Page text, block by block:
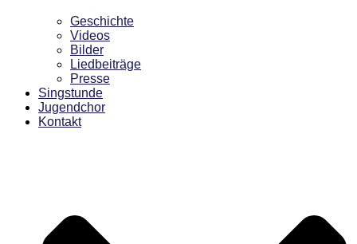
Geschichte
Videos
Bilder
Liedbeiträge
Presse
Singstunde
Jugendchor
Kontakt